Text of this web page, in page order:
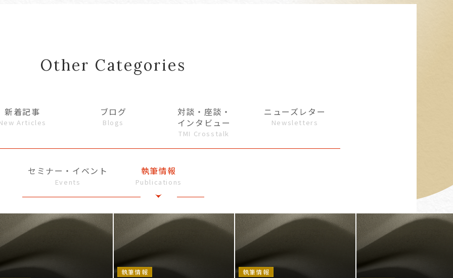
Other Categories
新着記事
Articles
ブログ
Blogs
対談・座談・
インタビュー
TMI Crosstalk
ニューズレター
Newsletters
セミナー・イベント
Events
執筆情報
Publications
執筆情報 執筆情報